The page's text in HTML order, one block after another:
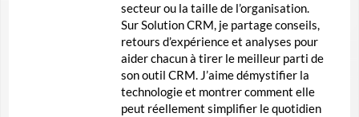
secteur ou la taille de l’organisation.
Sur Solution CRM, je partage conseils,
retours d’expérience et analyses pour
aider chacun à tirer le meilleur parti de
son outil CRM. J’aime démystifier la
technologie et montrer comment elle
peut réellement simplifier le quotidien